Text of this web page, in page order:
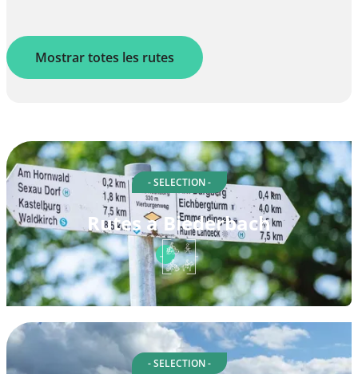
Mostrar totes les rutes
- SELECTION -
Rutes a Biederbach
- SELECTION -